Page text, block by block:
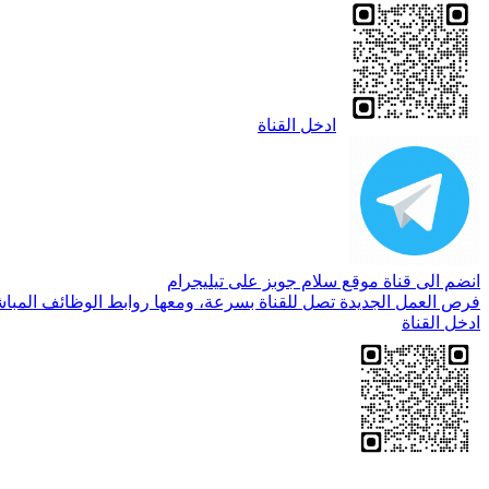
ادخل القناة
انضم الى قناة موقع سلام جوبز على تيليجرام
فرص العمل الجديدة تصل للقناة بسرعة، ومعها روابط الوظائف
ادخل القناة